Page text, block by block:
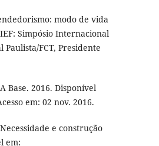
modo de vida
Simpósio Internacional
FCT, Presidente
Base. 2016. Disponível
em: 02 nov. 2016.
e construção
em: